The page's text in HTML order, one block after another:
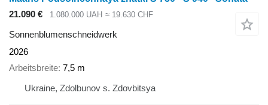
21.090 €
1.080.000 UAH ≈ 19.630 CHF
Sonnenblumenschneidwerk
2026
Arbeitsbreite 7,5 m
Ukraine, Zdolbunov s. Zdovbitsya